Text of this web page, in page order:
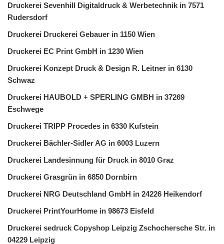
Druckerei Sevenhill Digitaldruck & Werbetechnik in 7571
Rudersdorf
Druckerei Druckerei Gebauer in 1150 Wien
Druckerei EC Print GmbH in 1230 Wien
Druckerei Konzept Druck & Design R. Leitner in 6130
Schwaz
Druckerei HAUBOLD + SPERLING GMBH in 37269
Eschwege
Druckerei TRIPP Procedes in 6330 Kufstein
Druckerei Bächler-Sidler AG in 6003 Luzern
Druckerei Landesinnung für Druck in 8010 Graz
Druckerei Grasgrün in 6850 Dornbirn
Druckerei NRG Deutschland GmbH in 24226 Heikendorf
Druckerei PrintYourHome in 98673 Eisfeld
Druckerei sedruck Copyshop Leipzig Zschochersche Str. in
04229 Leipzig